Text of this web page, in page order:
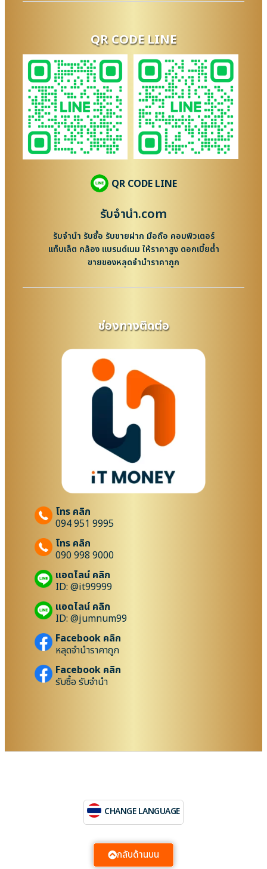
QR CODE LINE
QR CODE LINE
รับจํานํา.com
รับจำนำ รับซื้อ รับขายฝาก มือถือ คอมพิวเตอร์
แท็บเล็ต กล้อง แบรนด์เนม ให้ราคาสูง ดอกเบี้ยต่ำ
ขายของหลุดจำนำราคาถูก
ช่องทางติดต่อ
โทร คลิก
094 951 9995
โทร คลิก
090 998 9000
แอดไลน์ คลิก
ID: @it99999
แอดไลน์ คลิก
ID: @jumnum99
Facebook คลิก
หลุดจำนำราคาถูก
Facebook คลิก
รับซื้อ รับจำนำ
CHANGE LANGUAGE
กลับด้านบน